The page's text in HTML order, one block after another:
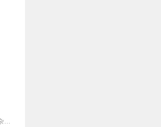
“沟通最大的问题是，人们想当然地以为已经沟通了。”这本书满满的都是干货！不吵架、不逃避、不当和事佬，复杂局面简单化，话说对了，事就成了！这是一本教你如何直...